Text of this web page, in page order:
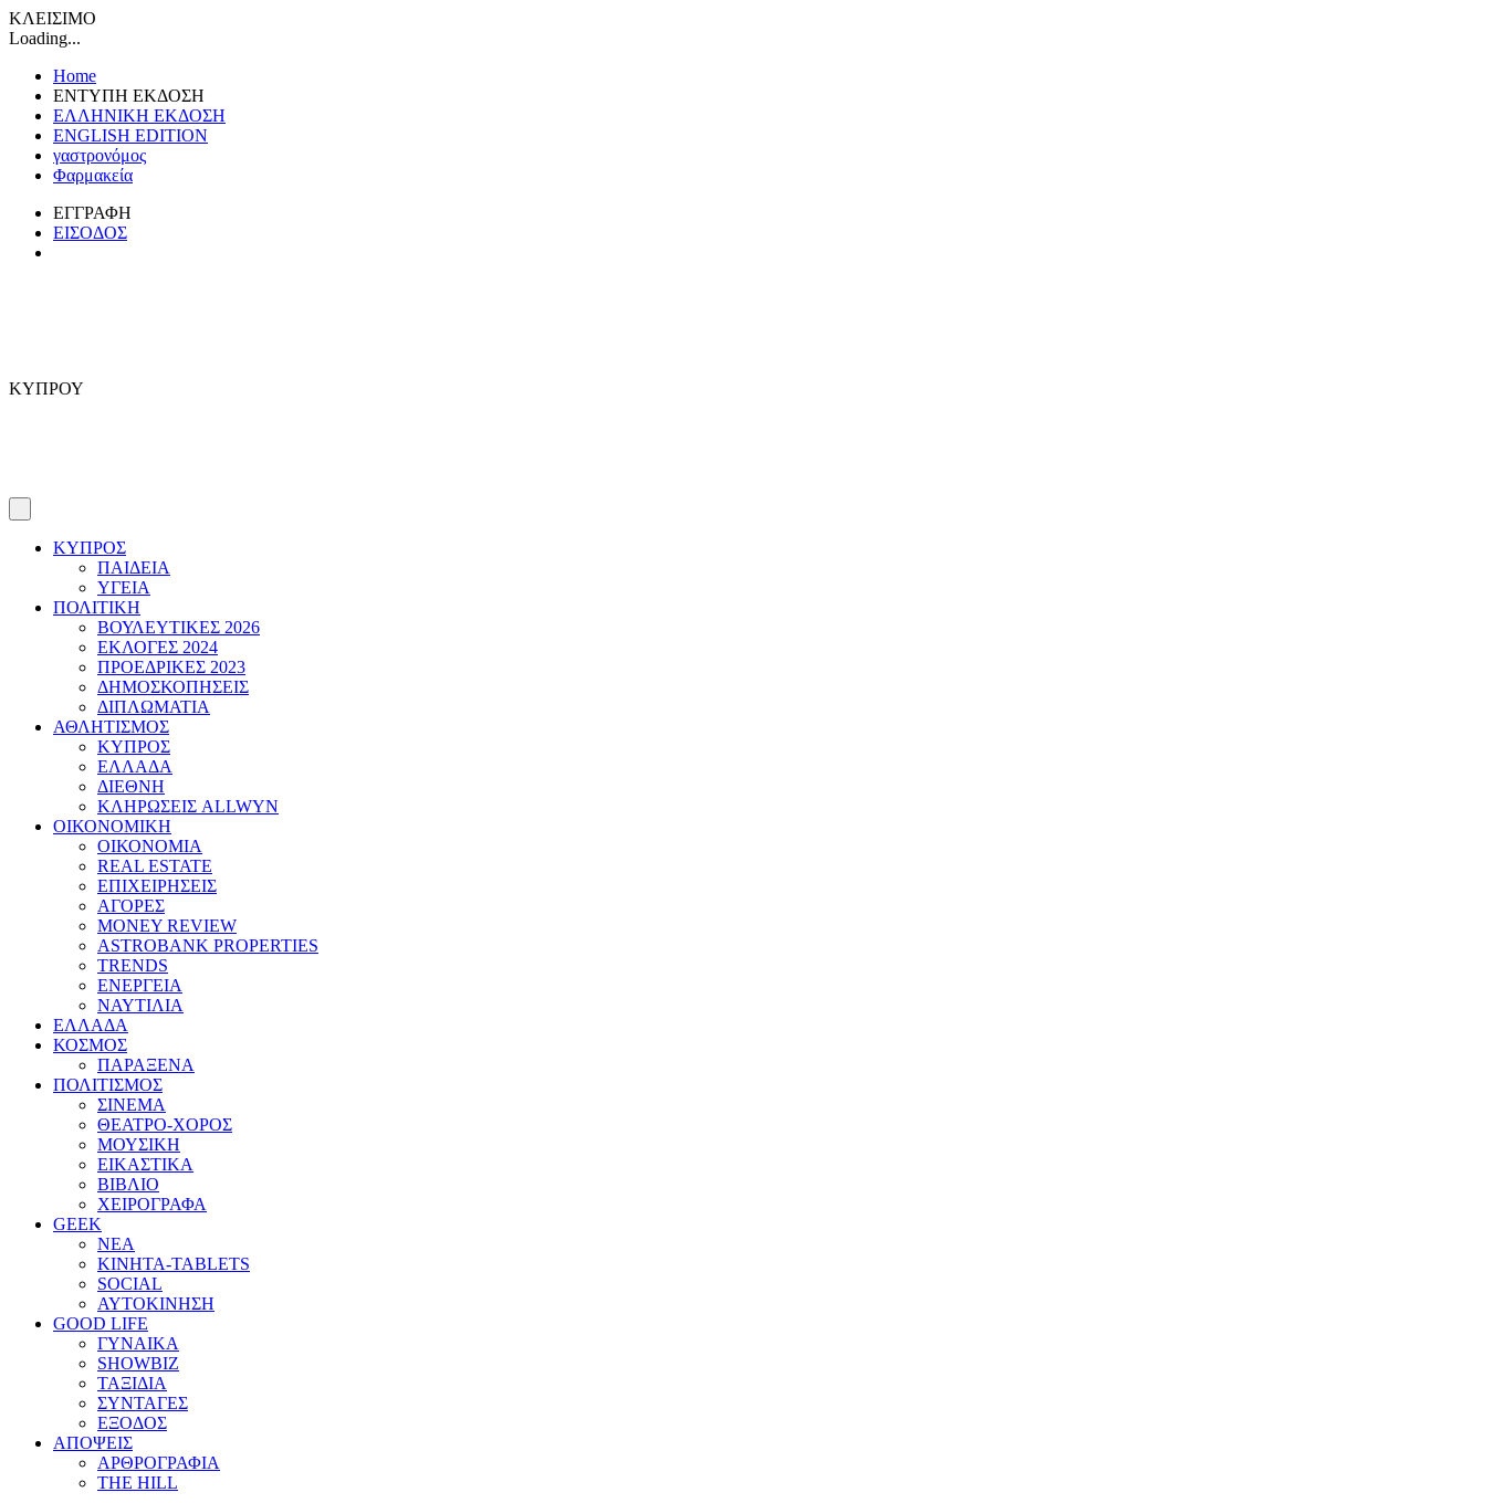
ΚΛΕΙΣΙΜΟ
Loading...
Home
ΕΝΤΥΠΗ ΕΚΔΟΣΗ
ΕΛΛΗΝΙΚΗ ΕΚΔΟΣΗ
ENGLISH EDITION
γαστρονόμος
Φαρμακεία
ΕΓΓΡΑΦΗ
ΕΙΣΟΔΟΣ
ΚΥΠΡΟΥ
ΚΥΠΡΟΣ
ΠΑΙΔΕΙΑ
ΥΓΕΙΑ
ΠΟΛΙΤΙΚΗ
ΒΟΥΛΕΥΤΙΚΕΣ 2026
ΕΚΛΟΓΕΣ 2024
ΠΡΟΕΔΡΙΚΕΣ 2023
ΔΗΜΟΣΚΟΠΗΣΕΙΣ
ΔΙΠΛΩΜΑΤΙΑ
ΑΘΛΗΤΙΣΜΟΣ
ΚΥΠΡΟΣ
ΕΛΛΑΔΑ
ΔΙΕΘΝΗ
ΚΛΗΡΩΣΕΙΣ ALLWYN
ΟΙΚΟΝΟΜΙΚΗ
ΟΙΚΟΝΟΜΙΑ
REAL ESTATE
ΕΠΙΧΕΙΡΗΣΕΙΣ
ΑΓΟΡΕΣ
MONEY REVIEW
ASTROBANK PROPERTIES
TRENDS
ΕΝΕΡΓΕΙΑ
ΝΑΥΤΙΛΙΑ
ΕΛΛΑΔΑ
ΚΟΣΜΟΣ
ΠΑΡΑΞΕΝΑ
ΠΟΛΙΤΙΣΜΟΣ
ΣΙΝΕΜΑ
ΘΕΑΤΡΟ-ΧΟΡΟΣ
ΜΟΥΣΙΚΗ
ΕΙΚΑΣΤΙΚΑ
ΒΙΒΛΙΟ
ΧΕΙΡΟΓΡΑΦΑ
GEEK
ΝΕΑ
ΚΙΝΗΤΑ-TABLETS
SOCIAL
ΑΥΤΟΚΙΝΗΣΗ
GOOD LIFE
ΓΥΝΑΙΚΑ
SHOWBIZ
ΤΑΞΙΔΙΑ
ΣΥΝΤΑΓΕΣ
ΕΞΟΔΟΣ
ΑΠΟΨΕΙΣ
ΑΡΘΡΟΓΡΑΦΙΑ
THE HILL